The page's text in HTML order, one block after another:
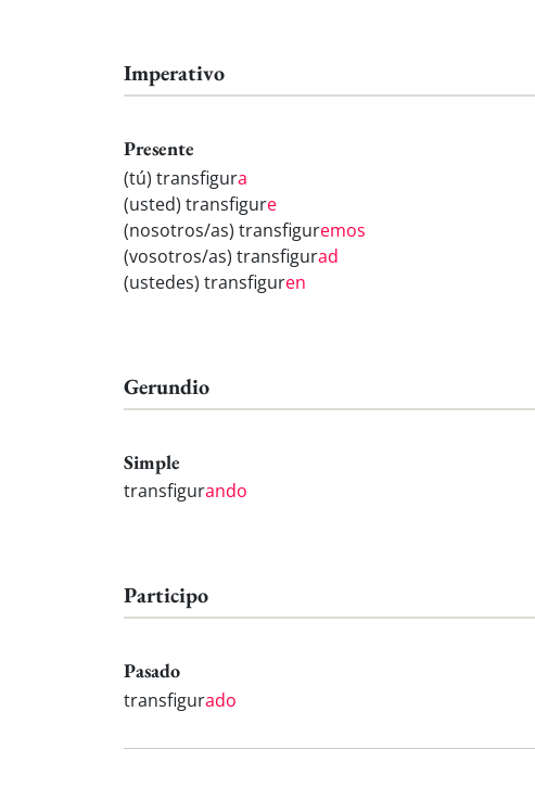
Imperativo
Presente
(tú) transfigura
(usted) transfigure
(nosotros/as) transfiguremos
(vosotros/as) transfigurad
(ustedes) transfiguren
Gerundio
Simple
transfigurando
Participo
Pasado
transfigurado